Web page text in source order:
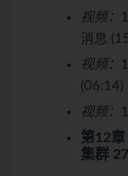
视频：
消息
视频：
(06:14)
视频：
第12
集群